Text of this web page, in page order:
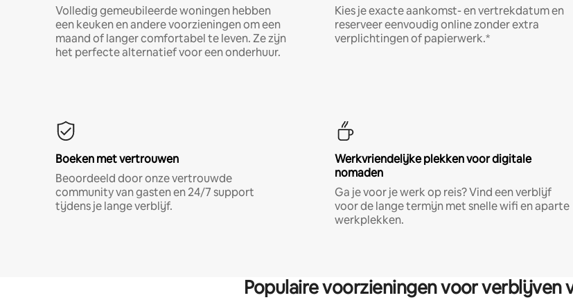
Volledig gemeubileerde woningen hebben
een keuken en andere voorzieningen om een
maand of langer comfortabel te leven. Ze zijn
het perfecte alternatief voor een onderhuur.
Kies je exacte aankomst- en vertrekdatum en
reserveer eenvoudig online zonder extra
verplichtingen of papierwerk.*
Boeken met vertrouwen
Beoordeeld door onze vertrouwde
community van gasten en 24/7 support
tijdens je lange verblijf.
Werkvriendelijke plekken voor digitale
nomaden
Ga je voor je werk op reis? Vind een verblijf
voor de lange termijn met snelle wifi en aparte
werkplekken.
Populaire voorzieningen voor verblijven